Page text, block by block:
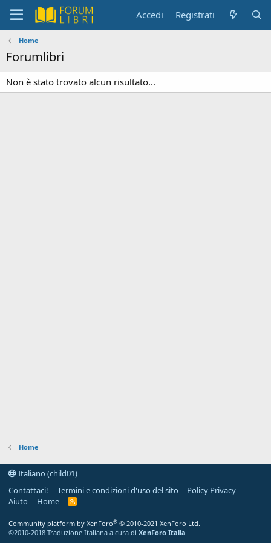
Accedi Registrati
Home
Forumlibri
Non è stato trovato alcun risultato...
Home
Italiano (child01)
Contattaci!
Termini e condizioni d'uso del sito
Policy Privacy
Aiuto
Home
R
Community platform by XenForo® © 2010-2021 XenForo Ltd.
©2010-2018 Traduzione Italiana a cura di XenForo Italia